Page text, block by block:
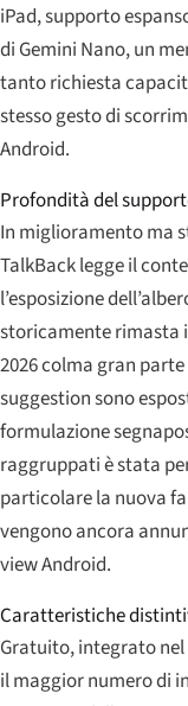
iPad, supporto
di Gemini Nano, un
tanto richiesta
stesso gesto di
Android.
Profondità del
In miglioramento ma
TalkBack legge il
l’esposizione
storicamente rimasta
2026 colma gran
suggestion sono
formulazione
raggruppati è stata
particolare la nuova
vengono ancora
view Android.
Caratteristiche
Gratuito, integrato
il maggior numero di